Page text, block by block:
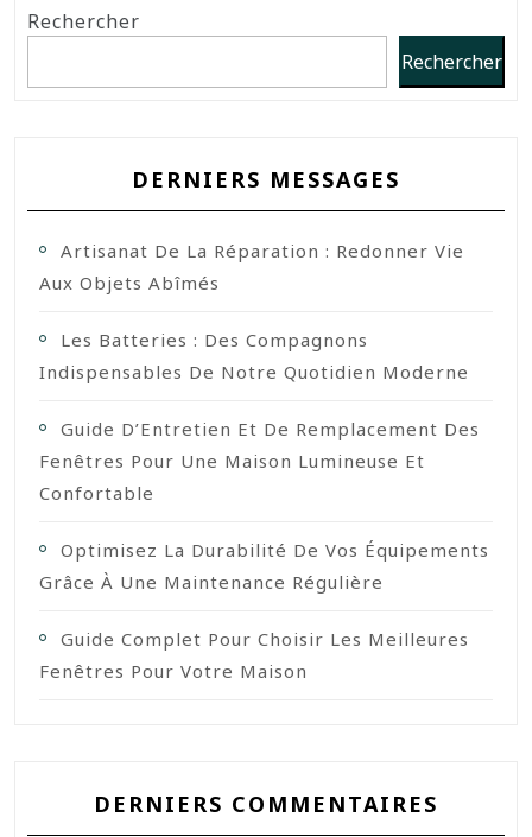
Rechercher
Rechercher
DERNIERS MESSAGES
Artisanat De La Réparation : Redonner Vie
Aux Objets Abîmés
Les Batteries : Des Compagnons
Indispensables De Notre Quotidien Moderne
Guide D’Entretien Et De Remplacement Des
Fenêtres Pour Une Maison Lumineuse Et
Confortable
Optimisez La Durabilité De Vos Équipements
Grâce À Une Maintenance Régulière
Guide Complet Pour Choisir Les Meilleures
Fenêtres Pour Votre Maison
DERNIERS COMMENTAIRES